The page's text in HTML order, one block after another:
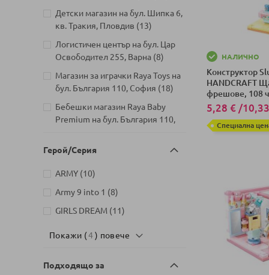
НАЛИЧНО
Конструктор
HANDCRAFT
фрешове, 108
5,28 € /
Специална
Детски магазин на бул. Шипка 6,
кв. Тракия, Пловдив
13
артикули
Логистичен център на бул. Цар
Освободител 255, Варна 8
артикули
Магазин за играчки Raya Toys на
бул. България 110, София
18
артикули
Бебешки магазин Raya Baby
Premium на бул. България 110,
Детски магазин на Шипченски
21
артикули
Детски магазин на бул. Черни
връх 26, София
20
артикули
Йерусалим, бл. 47В, жк. Младост
Детски магазин на ул.
Герой/Серия
ARMY 10
артикули
Army 9 into 1
8
артикули
GIRLS DREAM
11
артикули
Покажи (4) повече
Подходящо за